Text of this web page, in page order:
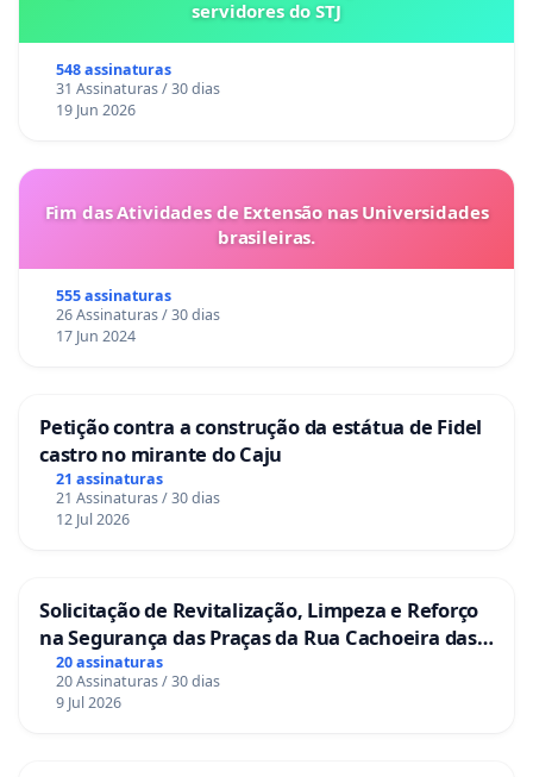
servidores do STJ
548 assinaturas
31 Assinaturas / 30 dias
19 Jun 2026
Fim das Atividades de Extensão nas Universidades
brasileiras.
555 assinaturas
26 Assinaturas / 30 dias
17 Jun 2024
Petição contra a construção da estátua de Fidel
castro no mirante do Caju
21 assinaturas
21 Assinaturas / 30 dias
12 Jul 2026
Solicitação de Revitalização, Limpeza e Reforço
na Segurança das Praças da Rua Cachoeira das
Sete Ilhas
20 assinaturas
20 Assinaturas / 30 dias
9 Jul 2026